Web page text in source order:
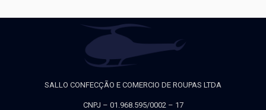
SALLO CONFECÇÃO E COMERCIO DE ROUPAS LTDA
CNPJ – 01.968.595/0002 – 17